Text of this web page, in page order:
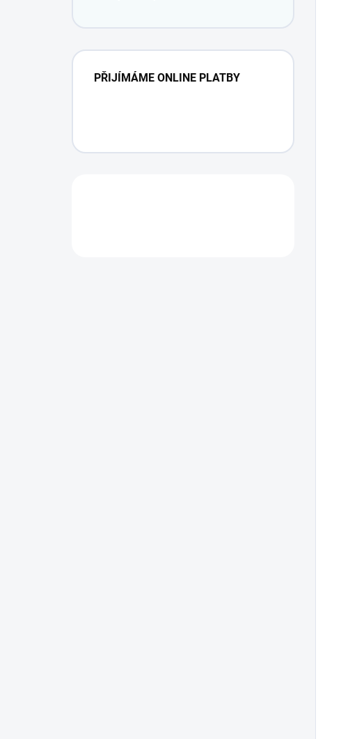
PŘIJÍMÁME ONLINE PLATBY